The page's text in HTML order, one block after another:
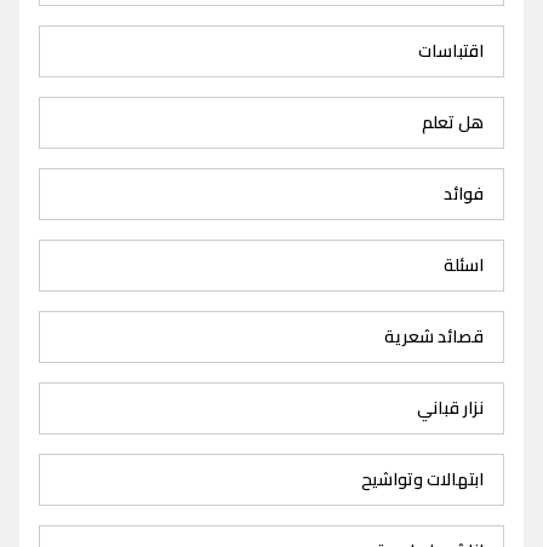
اقتباسات
هل تعلم
فوائد
اسئلة
قصائد شعرية
نزار قباني
ابتهالات وتواشيح